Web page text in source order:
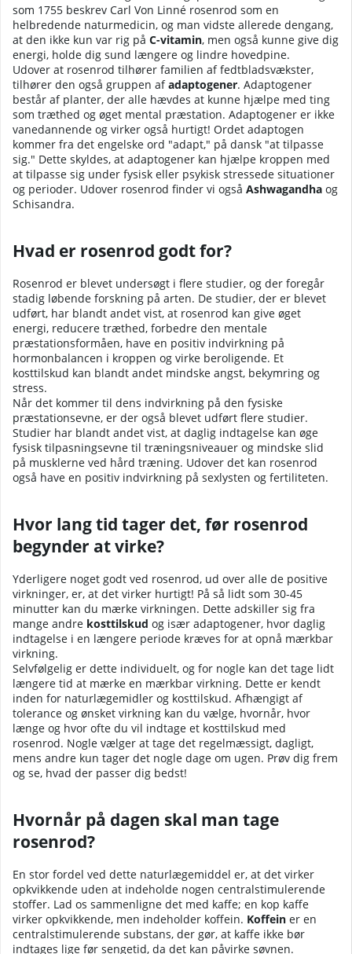
som 1755 beskrev Carl Von Linné rosenrod som en
helbredende naturmedicin, og man vidste allerede dengang,
at den ikke kun var rig på C-vitamin, men også kunne give dig
energi, holde dig sund længere og lindre hovedpine.
Udover at rosenrod tilhører familien af fedtbladsvækster,
tilhører den også gruppen afadaptogener. Adaptogener
består af planter, der alle hævdes at kunne hjælpe med ting
som træthed og øget mental præstation. Adaptogener er ikke
vanedannende og virker også hurtigt! Ordet adaptogen
kommer fra det engelske ord "adapt," på dansk "at tilpasse
sig." Dette skyldes, at adaptogener kan hjælpe kroppen med
at tilpasse sig under fysisk eller psykisk stressede situationer
og perioder. Udover rosenrod finder vi også Ashwagandha og
Schisandra.
Hvad er rosenrod godt for?
Rosenrod er blevet undersøgt i flere studier, og der foregår
stadig løbende forskning på arten. De studier, der er blevet
udført, har blandt andet vist, at rosenrod kan give øget
energi, reducere træthed, forbedre den mentale
præstationsformåen, have en positiv indvirkning på
hormonbalancen i kroppen og virke beroligende. Et
kosttilskud kan blandt andet mindske angst, bekymring og
stress.
Når det kommer til dens indvirkning på den fysiske
præstationsevne, er der også blevet udført flere studier.
Studier har blandt andet vist, at daglig indtagelse kan øge
fysisk tilpasningsevne til træningsniveauer og mindske slid
på musklerne ved hård træning. Udover det kan rosenrod
også have en positiv indvirkning på sexlysten og fertiliteten.
Hvor lang tid tager det, før rosenrod
begynder at virke?
Yderligere noget godt ved rosenrod, ud over alle de positive
virkninger, er, at det virker hurtigt! På så lidt som 30-45
minutter kan du mærke virkningen. Dette adskiller sig fra
mange andre kosttilskud og især adaptogener, hvor daglig
indtagelse i en længere periode kræves for at opnå mærkbar
virkning.
Selvfølgelig er dette individuelt, og for nogle kan det tage lidt
længere tid at mærke en mærkbar virkning. Dette er kendt
inden for naturlægemidler og kosttilskud. Afhængigt af
tolerance og ønsket virkning kan du vælge, hvornår, hvor
længe og hvor ofte du vil indtage et kosttilskud med
rosenrod. Nogle vælger at tage det regelmæssigt, dagligt,
mens andre kun tager det nogle dage om ugen. Prøv dig frem
og se, hvad der passer dig bedst!
Hvornår på dagen skal man tage
rosenrod?
En stor fordel ved dette naturlægemiddel er, at det virker
opkvikkende uden at indeholde nogen centralstimulerende
stoffer. Lad os sammenligne det med kaffe; en kop kaffe
virker opkvikkende, men indeholder koffein. Koffein er en
centralstimulerende substans, der gør, at kaffe ikke bør
indtages lige før sengetid, da det kan påvirke søvnen.